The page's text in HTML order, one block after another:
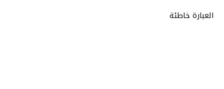
العبارة خاطئة